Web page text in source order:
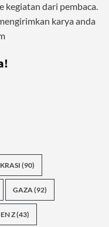
kegiatan dari pembaca.
karya anda
(90)
GAZA(92)
Z(43)